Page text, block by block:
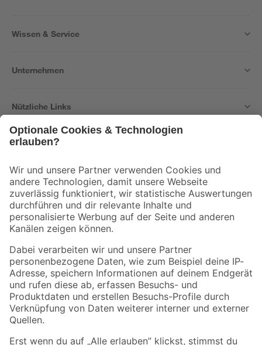
Wissen & Service
Unternehmen
Nützliche Links
Der toom Newsletter: Keine Angebote und Aktionen mehr verpassen!
Zur Newsletter Anmeldung
Folge uns
Zahlungsarten Versandarten
Sicher einkaufen